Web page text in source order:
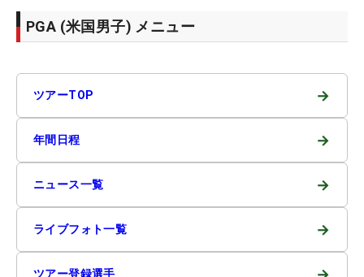
PGA (米国男子) メニュー
ツアーTOP →
年間日程 →
ニュース一覧 →
ライブフォト一覧 →
ツアー登録選手